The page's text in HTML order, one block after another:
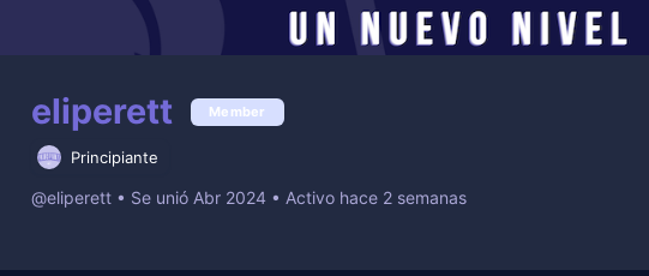
eliperett Member
Principiante
@eliperett • Se unió Abr 2024 • Activo hace 2 semanas